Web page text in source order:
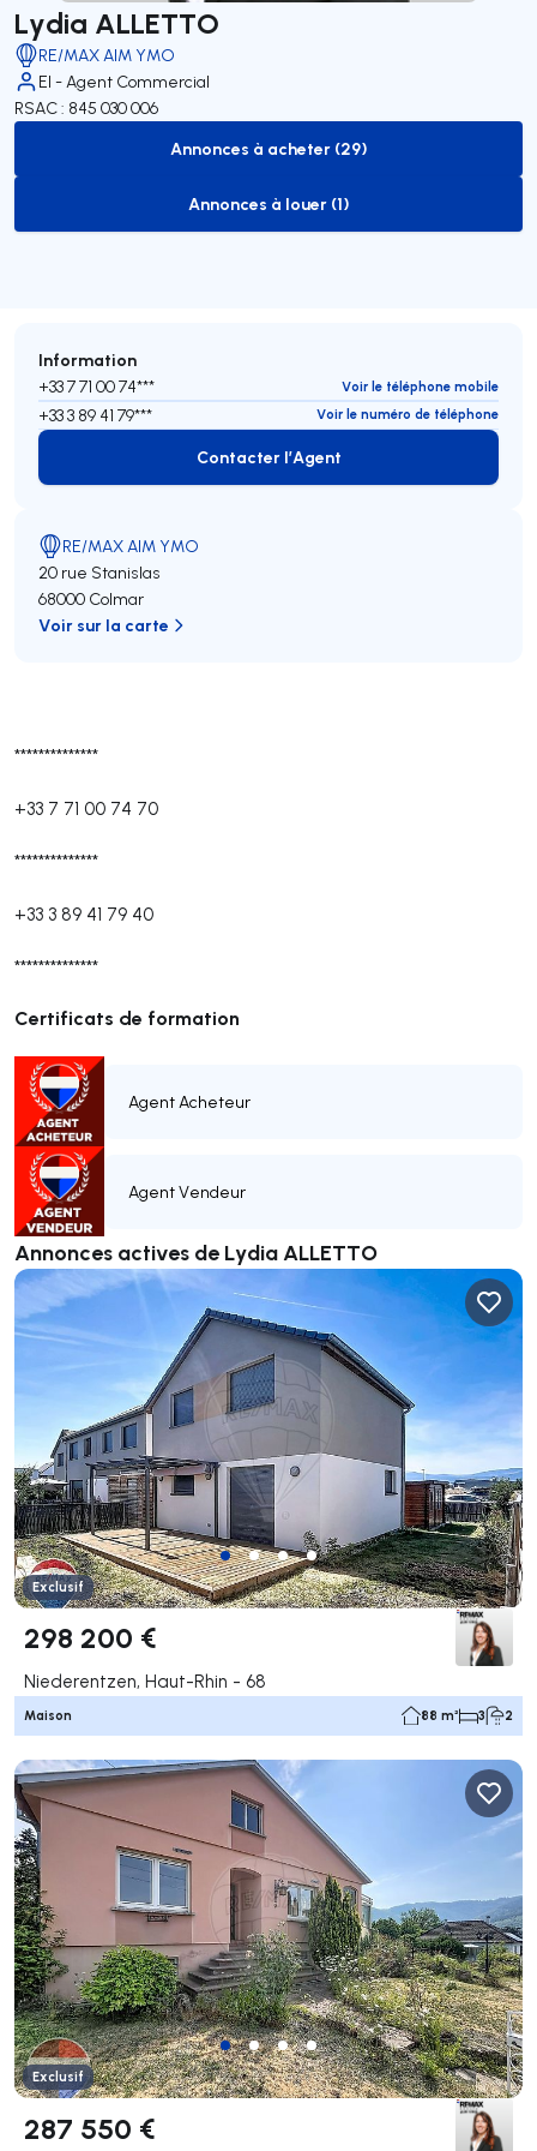
Lydia ALLETTO
RE/MAX AIM YMO
EI - Agent Commercial
RSAC : 845 030 006
to-buy-listing
Annonces à acheter (29)
to-rent-listing
Annonces à louer (1)
**************
+33 7 71 00 74 70
**************
+33 3 89 41 79 40
**************
Certificats de formation
Agent Acheteur
Agent Vendeur
Annonces actives de Lydia ALLETTO
Exclusif
298 200 €
Niederentzen, Haut-Rhin - 68
Maison 88 m² 3 2
Exclusif
287 550 €
Information
+33 7 71 00 74*** Voir le téléphone mobile
+33 3 89 41 79*** Voir le numéro de téléphone
Contacter l’Agent
Contacter l’Agent
RE/MAX AIM YMO
20 rue Stanislas
68000 Colmar
Voir sur la carte